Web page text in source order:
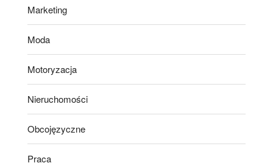
Marketing
Moda
Motoryzacja
Nieruchomości
Obcojęzyczne
Praca